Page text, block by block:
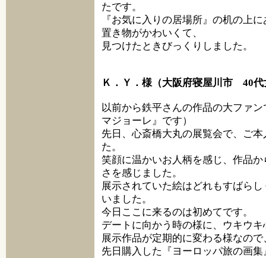
たです。
『お気に入りの居場所』の机の上
置き物がかわいくて、
見つけたときびっくりしました。
Ｋ．Ｙ．様（大阪府寝屋川市 40代
以前から鉄平さんの作品の大ファ
マジョーレ』です）
先日、心斎橋大丸の展覧会で、ご
た。
笑顔に温かいお人柄を感じ、作品
さを感じました。
展示されていた絵はどれもすばら
いました。
今日ここに来るのは初めてです。
デートに向かう時の様に、ウキウ
展示作品が定期的に変わる様なの
先日購入した『ヨーロッパ旅の画